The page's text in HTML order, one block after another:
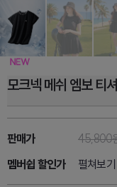
모크넥 메쉬 엠보 티
판매가 45,800
멤버쉽 할인가
펼쳐보기